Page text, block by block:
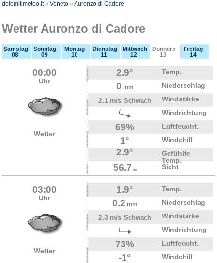
dolomitimeteo.it»Veneto »Auronzo di Cadore
Wetter Auronzo di Cadore
Samstag
08
Sonntag
09
Montag
10
Dienstag
11
Mittwoch
12
Donnerstag
13
Freitag
14
00:00
Uhr
Wetter
2.9° Temp.
0 mm
Niederschlag
2.1 m/s Schwach
Windstärke
Windrichtung
69% Luftfeucht.
1° Windchill
2.9°
Gefühlte
Temp.
56.7 km Sicht
03:00
Uhr
Wetter
1.9° Temp.
0.2 mm
Niederschlag
2.3 m/s Schwach
Windstärke
Windrichtung
73% Luftfeucht.
-1° Windchill